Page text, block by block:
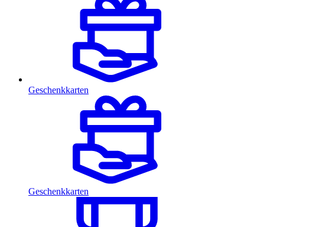
Geschenkkarten
Geschenkkarten